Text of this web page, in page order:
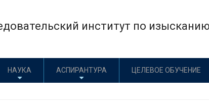
институт по
НАУКА АСПИРАНТУРА ЦЕЛЕВОЕ ОБУЧЕНИЕ